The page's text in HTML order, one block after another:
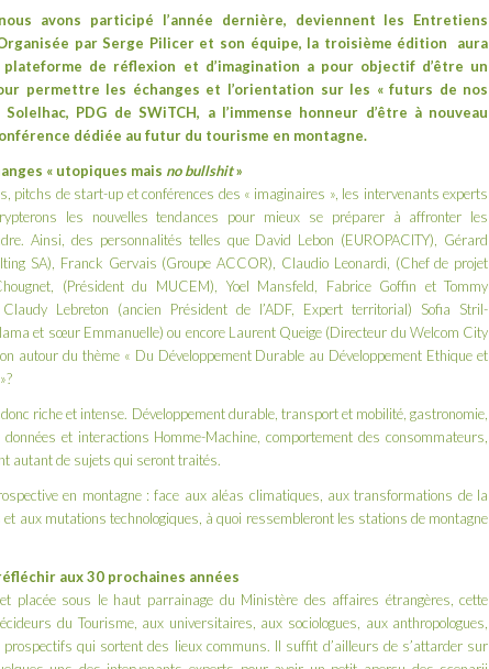
nous avons participé l’année dernière, deviennent les Entretiens
parSerge Piliceret son équipe, la troisième édition aura
lateforme de réflexion et d’imagination a pour objectif d’être un
permettre les échanges et l’orientation sur les « futurs de nos
PDG de SWiTCH, a l’immense honneur d’être à nouveau
dédiée au futur du tourisme en montagne.
« utopiques mais no bullshit»
pitchs de start-up et conférences des « imaginaires », les intervenants experts
les nouvelles tendances pour mieux se préparer à affronter les
Ainsi, des personnalités telles que David Lebon (EUROPACITY), Gérard
SA), Franck Gervais (Groupe ACCOR), Claudio Leonardi, (Chef de projet
(Président du MUCEM), Yoel Mansfeld, Fabrice Goffin et Tommy
Lebreton (ancien Président de l’ADF, Expert territorial) Sofia Stril-
et sœur Emmanuelle) ou encore Laurent Queige (Directeur du Welcom City
autour du thème « Du Développement Durable au Développement Ethique et
riche et intense. Développement durable, transport et mobilité, gastronomie,
et interactions Homme-Machine, comportement des consommateurs,
autant de sujets qui seront traités.
en montagne : face aux aléas climatiques, aux transformations de la
aux mutations technologiques, à quoi ressembleront les stations de montagne
aux 30 prochaines années
placée sous le haut parrainage du Ministère des affaires étrangères, cette
du Tourisme, aux universitaires, aux sociologues, aux anthropologues,
qui sortent des lieux communs. Il suffit d’ailleurs de s’attarder sur